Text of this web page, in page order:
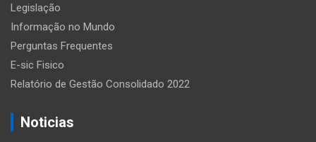
Legislação
Informação no Mundo
Perguntas Frequentes
E-sic Fisico
Relatório de Gestão Consolidado 2022
Noticias